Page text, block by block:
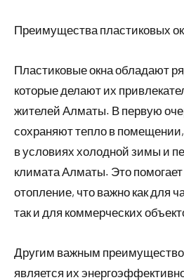
Преимущества пластиковых
Пластиковые окна обладают
которые делают их
жителей Алматы. В первую
сохраняют тепло в
в условиях холодной зимы и
климата Алматы. Это
отопление, что важно как для
так и для коммерческих
Другим важным
является их